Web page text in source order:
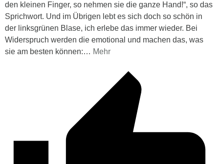
den kleinen Finger, so nehmen sie die ganze Hand!“, so das
Sprichwort. Und im Übrigen lebt es sich doch so schön in
der linksgrünen Blase, ich erlebe das immer wieder. Bei
Widerspruch werden die emotional und machen das, was
sie am besten können:… Mehr